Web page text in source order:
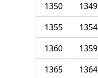
1349
1350
1354
1355
1359
1360
1364
1365